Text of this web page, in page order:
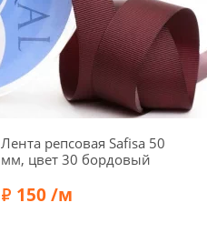
Лента репсовая Safisa 50
мм, цвет 30 бордовый
150 /м